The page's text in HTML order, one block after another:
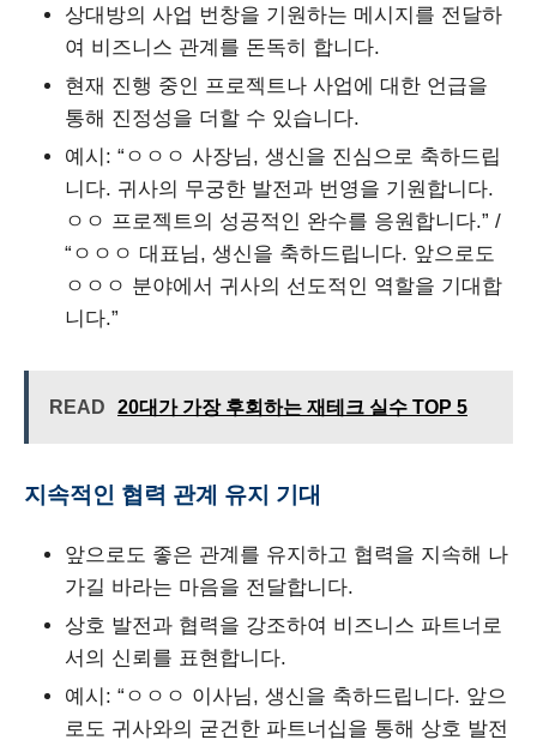
상대방의 사업 번창을 기원하는 메시지를 전달하
여 비즈니스 관계를 돈독히 합니다.
현재 진행 중인 프로젝트나 사업에 대한 언급을
통해 진정성을 더할 수 있습니다.
예시: “ㅇㅇㅇ 사장님, 생신을 진심으로 축하드립
니다. 귀사의 무궁한 발전과 번영을 기원합니다.
ㅇㅇ 프로젝트의 성공적인 완수를 응원합니다.” /
“ㅇㅇㅇ 대표님, 생신을 축하드립니다. 앞으로도
ㅇㅇㅇ 분야에서 귀사의 선도적인 역할을 기대합
니다.”
READ 20대가 가장 후회하는 재테크 실수 TOP 5
지속적인 협력 관계 유지 기대
앞으로도 좋은 관계를 유지하고 협력을 지속해 나
가길 바라는 마음을 전달합니다.
상호 발전과 협력을 강조하여 비즈니스 파트너로
서의 신뢰를 표현합니다.
예시: “ㅇㅇㅇ 이사님, 생신을 축하드립니다. 앞으
로도 귀사와의 굳건한 파트너십을 통해 상호 발전